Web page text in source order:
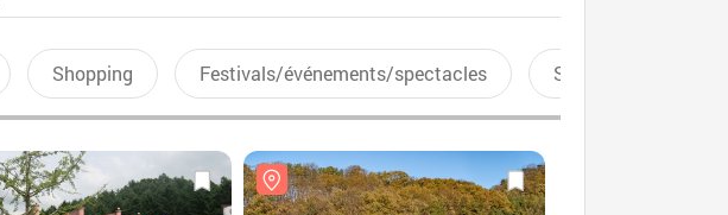
Shopping Festivals/événements/spectacles Sports aquatiques